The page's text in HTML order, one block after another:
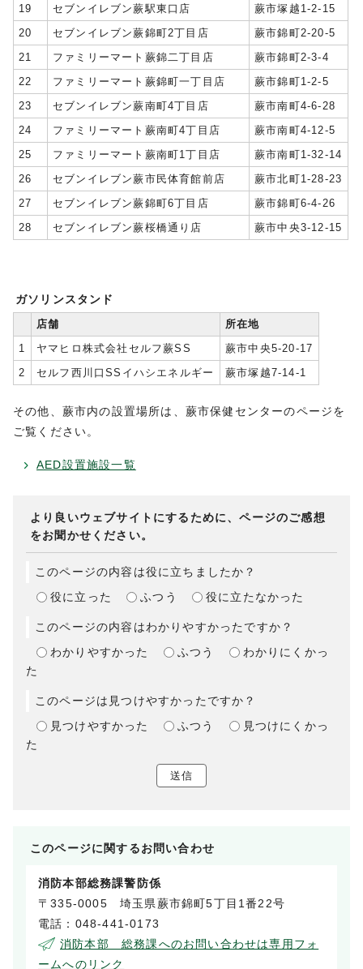
19
セブンイレブン蕨駅東口店
蕨市塚越1-2-15
20
セブンイレブン蕨錦町2丁目店
蕨市錦町2-20-5
21
ファミリーマート蕨錦二丁目店
蕨市錦町2-3-4
22
ファミリーマート蕨錦町一丁目店
蕨市錦町1-2-5
23
セブンイレブン蕨南町4丁目店
蕨市南町4-6-28
24
ファミリーマート蕨南町4丁目店
蕨市南町4-12-5
25
ファミリーマート蕨南町1丁目店
蕨市南町1-32-14
26
セブンイレブン蕨市民体育館前店
蕨市北町1-28-23
27
セブンイレブン蕨錦町6丁目店
蕨市錦町6-4-26
28
セブンイレブン蕨桜橋通り店 蕨市中央3-12-15
ガソリンスタンド
店舗
所在地
1
ヤマヒロ株式会社セルフ蕨SS
蕨市中央5-20-17
2
セルフ西川口SSイハシエネルギー 蕨市塚越7-14-1
その他、蕨市内の設置場所は、蕨市保健センターのページを
ご覧ください。
AED設置施設一覧
より良いウェブサイトにするために、ページのご感想
をお聞かせください。
このページの内容は役に立ちましたか？
役に立った
ふつう 役に立たなかった
このページの内容はわかりやすかったですか？
わかりやすかった
ふつう
わかりにくかっ
た
このページは見つけやすかったですか？
見つけやすかった
ふつう
見つけにくかっ
た
送信
このページに関するお問い合わせ
消防本部総務課警防係
〒335-0005 埼玉県蕨市錦町5丁目1番22号
電話：048-441-0173
消防本部 総務課へのお問い合わせは専用フォ
ームへのリンク